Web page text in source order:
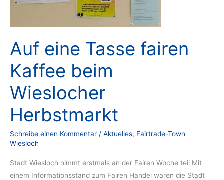
Auf eine Tasse fairen
Kaffee beim
Wieslocher
Herbstmarkt
Schreibe einen Kommentar / Aktuelles, Fairtrade-Town
Wiesloch
Stadt Wiesloch nimmt erstmals an der Fairen Woche teil Mit
einem Informationsstand zum Fairen Handel waren die Stadt